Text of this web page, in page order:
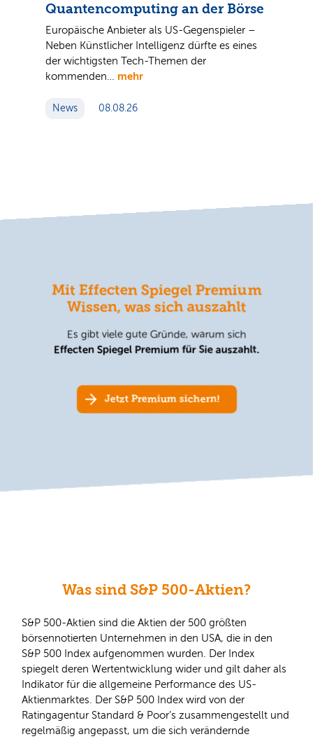
Quantencomputing an der Börse
Europäische Anbieter als US-Gegenspieler –
Neben Künstlicher Intelligenz dürfte es eines
der wichtigsten Tech-Themen der
kommenden… mehr
News 08.08.26
Mit Effecten Spiegel Premium
Wissen, was sich auszahlt
Es gibt viele gute Gründe, warum sich
Effecten Spiegel Premium für Sie auszahlt.
Jetzt Premium sichern!
Was sind S&P 500-Aktien?
S&P 500-Aktien sind die Aktien der 500 größten
börsennotierten Unternehmen in den USA, die in den
S&P 500 Index aufgenommen wurden. Der Index
spiegelt deren Wertentwicklung wider und gilt daher als
Indikator für die allgemeine Performance des US-
Aktienmarktes. Der S&P 500 Index wird von der
Ratingagentur Standard & Poor’s zusammengestellt und
regelmäßig angepasst, um die sich verändernde